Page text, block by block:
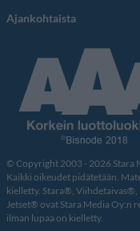
Ajankohtaista
© Copyright 2003 - 2026 Stara
Kaikki oikeudet pidätetään.
kielletty. Stara®,
Jetset® ovat Stara Media Oy:n
ilman lupaa on kielletty.